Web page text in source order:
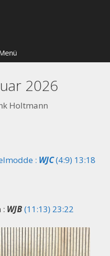
2026
Holtmann
: WJC(4:9) 13:18
: WJB(11:13) 23:22